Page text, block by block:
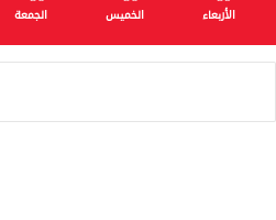
الأربعاء الخميس الجمعة